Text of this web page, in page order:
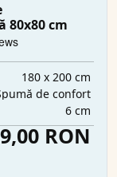
80x80 cm
180 x 200 cm
de confort
6 cm
RON